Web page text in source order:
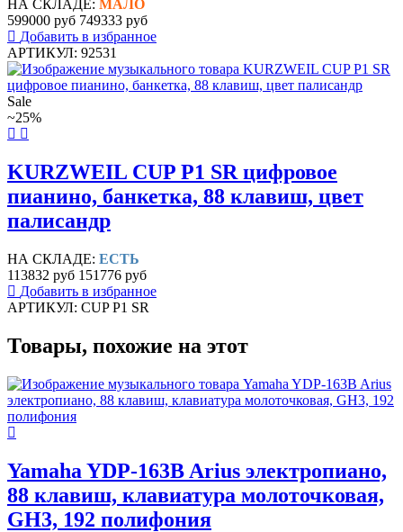
НА СКЛАДЕ: МАЛО
599000 руб 749333 руб
Добавить в избранное
АРТИКУЛ: 92531
Sale
~25%
KURZWEIL CUP P1 SR цифровое
пианино, банкетка, 88 клавиш, цвет
палисандр
НА СКЛАДЕ: ЕСТЬ
113832 руб 151776 руб
Добавить в избранное
АРТИКУЛ: CUP P1 SR
Товары, похожие на этот
Yamaha YDP-163B Arius электропиано,
88 клавиш, клавиатура молоточковая,
GH3, 192 полифония